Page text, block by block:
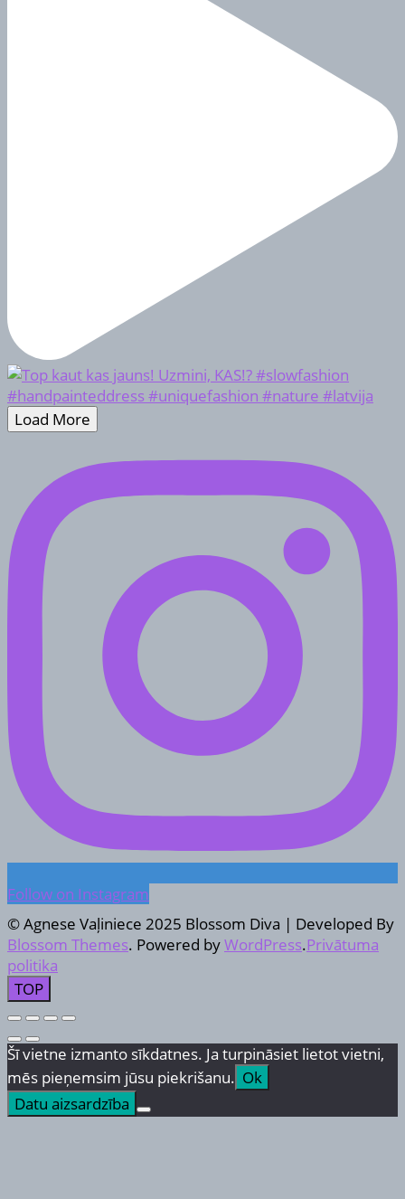
Load More
Follow on Instagram
© Agnese Vaļiniece 2025 Blossom Diva | Developed By
Blossom Themes. Powered byWordPress.Privātuma
politika
TOP
Šī vietne izmanto sīkdatnes. Ja turpināsiet lietot vietni,
mēs pieņemsim jūsu piekrišanu. Ok
Datu aizsardzība